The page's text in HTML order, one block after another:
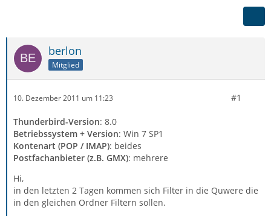
berlon
Mitglied
10. Dezember 2011 um 11:23 #1
Thunderbird-Version: 8.0
Betriebssystem + Version: Win 7 SP1
Kontenart (POP / IMAP): beides
Postfachanbieter (z.B. GMX): mehrere
Hi,
in den letzten 2 Tagen kommen sich Filter in die Quwere die
in den gleichen Ordner Filtern sollen.